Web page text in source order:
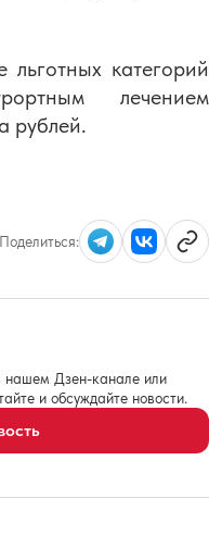
категорий
лечением
рублей.
Поделиться:
нашем Дзен-канале или
и обсуждайте новости.